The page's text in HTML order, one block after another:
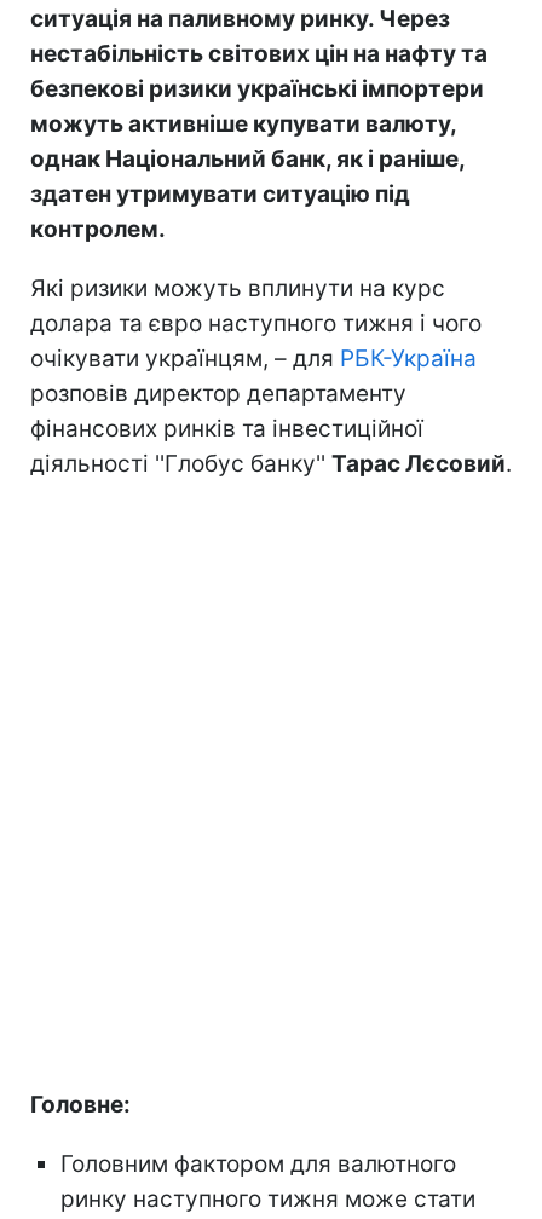
ситуація на паливному ринку. Через
нестабільність світових цін на нафту та
безпекові ризики українські імпортери
можуть активніше купувати валюту,
однак Національний банк, як і раніше,
здатен утримувати ситуацію під
контролем.
Які ризики можуть вплинути на курс
долара та євро наступного тижня і чого
очікувати українцям, – для РБК-Україна
розповів директор департаменту
фінансових ринків та інвестиційної
діяльності ''Глобус банку'' Тарас Лєсовий.
Головне:
Головним фактором для валютного
ринку наступного тижня може стати